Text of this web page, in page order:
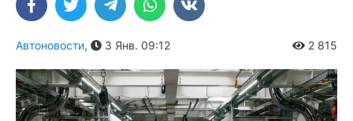
Автоновости, 3 Янв. 09:12 2 815